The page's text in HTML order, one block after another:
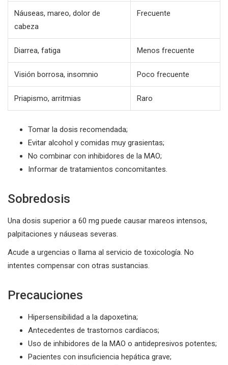
Náuseas, mareo, dolor de
cabeza
Frecuente
Diarrea, fatiga Menos frecuente
Visión borrosa, insomnio Poco frecuente
Priapismo, arritmias Raro
Tomar la dosis recomendada;
Evitar alcohol y comidas muy grasientas;
No combinar con inhibidores de la MAO;
Informar de tratamientos concomitantes.
Sobredosis
Una dosis superior a 60 mg puede causar mareos intensos,
palpitaciones y náuseas severas.
Acude a urgencias o llama al servicio de toxicología. No
intentes compensar con otras sustancias.
Precauciones
Hipersensibilidad a la dapoxetina;
Antecedentes de trastornos cardíacos;
Uso de inhibidores de la MAO o antidepresivos potentes;
Pacientes con insuficiencia hepática grave;